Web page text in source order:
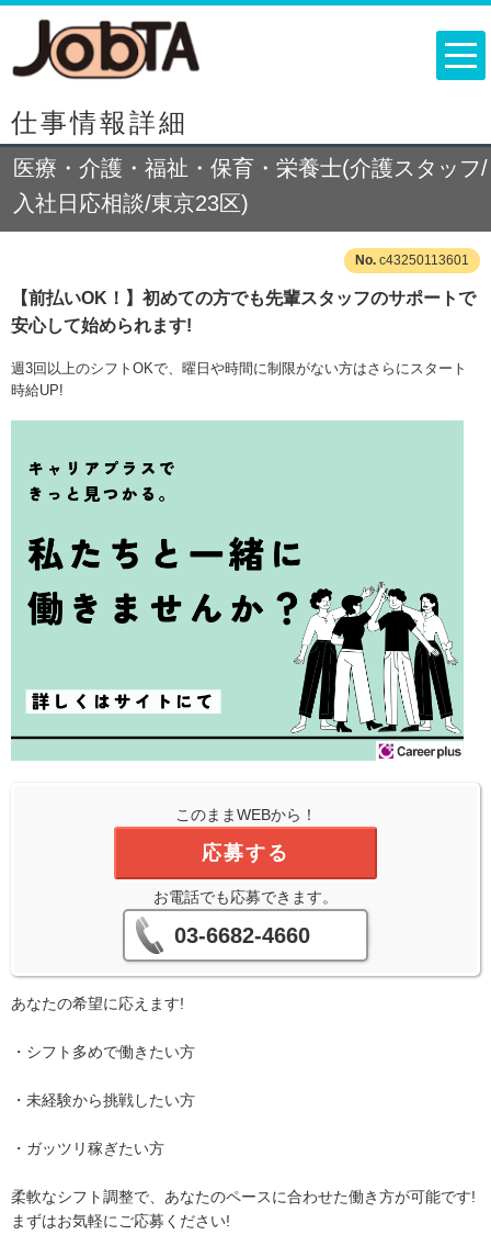
仕事情報詳細
医療・介護・福祉・保育・栄養士(介護スタッフ/
入社日応相談/東京23区)
c43250113601
【前払いOK！】初めての方でも先輩スタッフのサポートで
安心して始められます!
週3回以上のシフトOKで、曜日や時間に制限がない方はさらにスタート
時給UP!
このままWEBから！
応募する
お電話でも応募できます。
03-6682-4660
あなたの希望に応えます!
・シフト多めで働きたい方
・未経験から挑戦したい方
・ガッツリ稼ぎたい方
柔軟なシフト調整で、あなたのペースに合わせた働き方が可能です!
まずはお気軽にご応募ください!